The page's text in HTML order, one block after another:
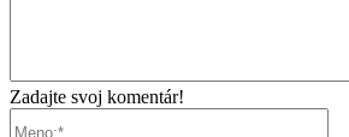
Zadajte svoj komentár!